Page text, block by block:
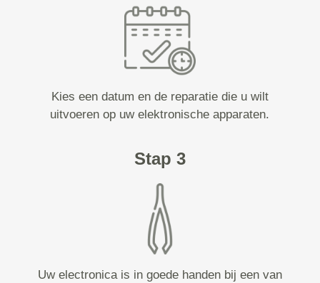
Kies een datum en de reparatie die u wilt
uitvoeren op uw elektronische apparaten.
Stap 3
Uw electronica is in goede handen bij een van